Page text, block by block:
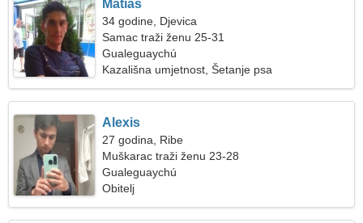
Matias
34 godine, Djevica
Samac traži ženu 25-31
Gualeguaychú
Kazališna umjetnost, Šetanje psa
Alexis
27 godina, Ribe
Muškarac traži ženu 23-28
Gualeguaychú
Obitelj